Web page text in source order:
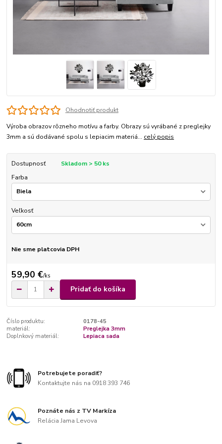
Ohodnotiť produkt
Výroba obrazov rôzneho motívu a farby. Obrazy sú vyrábané z preglejky
3mm a sú dodávané spolu s lepiacim materiá... celý popis
Dostupnosť
Skladom > 50 ks
Farba
Veľkosť
Nie sme platcovia DPH
59,90 €/ks
Pridať do košíka
Číslo produktu:
0178-45
materiál:
Preglejka 3mm
Doplnkový materiál:
Lepiaca sada
Potrebujete poradiť?
Kontaktujte nás na 0918 393 746
Poznáte nás z TV Markíza
Relácia Jama Levova